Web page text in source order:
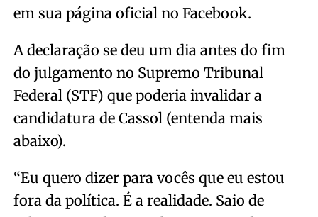
em sua página oficial no Facebook.
A declaração se deu um dia antes do fim
do julgamento no Supremo Tribunal
Federal (STF) que poderia invalidar a
candidatura de Cassol (entenda mais
abaixo).
“Eu quero dizer para vocês que eu estou
fora da política. É a realidade. Saio de